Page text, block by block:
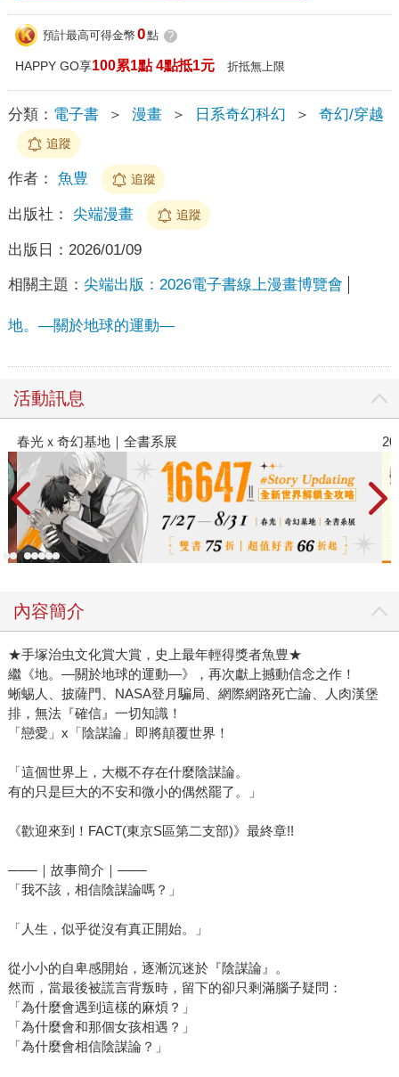
預計最高可得金幣 0點 ?
HAPPY GO享100累1點 4點抵1元 折抵無上限
分類： 電子書 ＞ 漫畫 ＞ 日系奇幻科幻 ＞ 奇幻/穿越
追蹤
作者： 魚豊 追蹤
出版社： 尖端漫畫 追蹤
出版日： 2026/01/09
相關主題： 尖端出版：2026電子書線上漫畫博覽會
地。—關於地球的運動—
活動訊息
2026金石堂暑假漫博〈你好，我吃一點〉第二波
內容簡介
★手塚治虫文化賞大賞，史上最年輕得獎者魚豊★
繼《地。—關於地球的運動—》，再次獻上撼動信念之作！
蜥蜴人、披薩門、NASA登月騙局、網際網路死亡論、人肉漢堡
排，無法『確信』一切知識！
「戀愛」x「陰謀論」即將顛覆世界！
「這個世界上，大概不存在什麼陰謀論。
有的只是巨大的不安和微小的偶然罷了。」
《歡迎來到！FACT(東京S區第二支部)》最終章!!
───｜故事簡介｜───
「我不該，相信陰謀論嗎？」
「人生，似乎從沒有真正開始。」
從小小的自卑感開始，逐漸沉迷於『陰謀論』。
然而，當最後被謊言背叛時，留下的卻只剩滿腦子疑問：
「為什麼會遇到這樣的麻煩？」
「為什麼會和那個女孩相遇？」
「為什麼會相信陰謀論？」